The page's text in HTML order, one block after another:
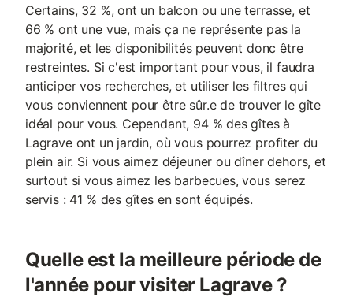
Certains, 32 %, ont un balcon ou une terrasse, et
66 % ont une vue, mais ça ne représente pas la
majorité, et les disponibilités peuvent donc être
restreintes. Si c'est important pour vous, il faudra
anticiper vos recherches, et utiliser les filtres qui
vous conviennent pour être sûr.e de trouver le gîte
idéal pour vous. Cependant, 94 % des gîtes à
Lagrave ont un jardin, où vous pourrez profiter du
plein air. Si vous aimez déjeuner ou dîner dehors, et
surtout si vous aimez les barbecues, vous serez
servis : 41 % des gîtes en sont équipés.
Quelle est la meilleure période de
l'année pour visiter Lagrave ?